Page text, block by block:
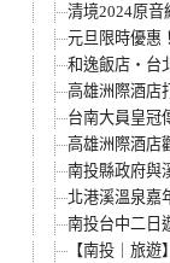
清境2024原
元旦限時優惠
和逸飯店‧台
高雄洲際酒店
台南大員皇冠
高雄洲際酒店
南投縣政府與
北港溪溫泉嘉
南投台中二日
【南投｜旅